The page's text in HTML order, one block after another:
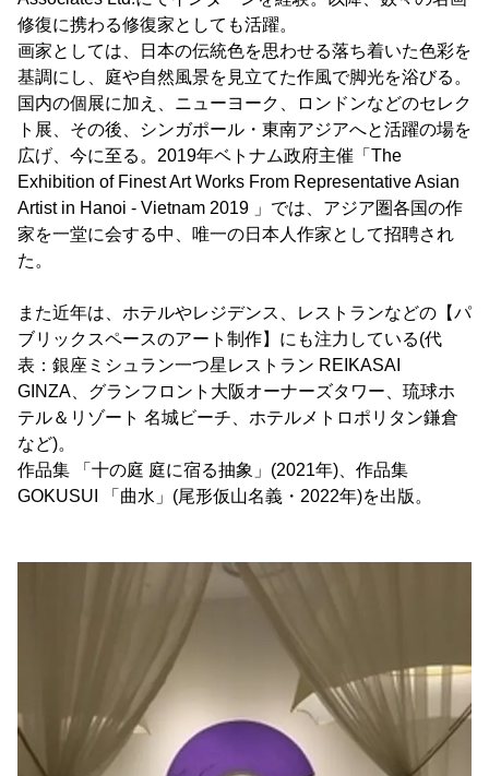
修復に携わる修復家としても活躍。
画家としては、日本の伝統色を思わせる落ち着いた色彩を
基調にし、庭や自然風景を見立てた作風で脚光を浴びる。
国内の個展に加え、ニューヨーク、ロンドンなどのセレク
ト展、その後、シンガポール・東南アジアへと活躍の場を
広げ、今に至る。2019年ベトナム政府主催「The
Exhibition of Finest Art Works From Representative Asian
Artist in Hanoi - Vietnam 2019 」では、アジア圏各国の作
家を一堂に会する中、唯一の日本人作家として招聘され
た。
また近年は、ホテルやレジデンス、レストランなどの【パ
ブリックスペースのアート制作】にも注力している(代
表：銀座ミシュラン一つ星レストラン REIKASAI
GINZA、グランフロント大阪オーナーズタワー、琉球ホ
テル＆リゾート 名城ビーチ、ホテルメトロポリタン鎌倉
など)。
作品集 「十の庭 庭に宿る抽象」(2021年)、作品集
GOKUSUI 「曲水」(尾形仮山名義・2022年)を出版。